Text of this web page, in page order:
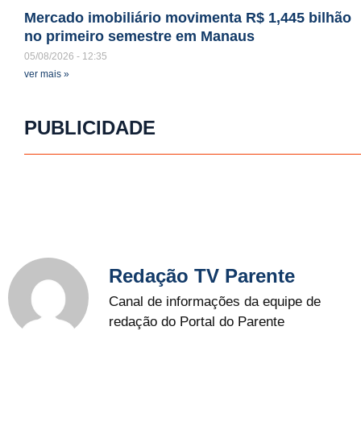
Mercado imobiliário movimenta R$ 1,445 bilhão
no primeiro semestre em Manaus
05/08/2026
12:35
ver mais »
PUBLICIDADE
Redação TV Parente
Canal de informações da equipe de
redação do Portal do Parente